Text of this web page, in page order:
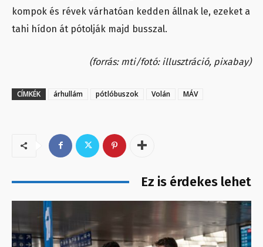
kompok és révek várhatóan kedden állnak le, ezeket a
tahi hídon át pótolják majd busszal.
(forrás: mti/fotó: illusztráció, pixabay)
CÍMKÉK árhullám pótlóbuszok Volán MÁV
Ez is érdekes lehet